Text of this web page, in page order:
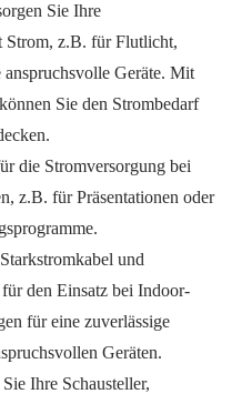
Sie Ihre
Strom, z.B. für Flutlicht,
anspruchsvolle Geräte. Mit
Sie den Strombedarf
die Stromversorgung bei
z.B. für Präsentationen oder
und
den Einsatz bei Indoor-
für eine zuverlässige
Geräten.
Ihre Schausteller,